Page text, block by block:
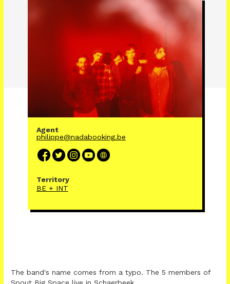
Agent
philippe@nadabooking.be
Territory
BE + INT
The band's name comes from a typo. The 5 members of